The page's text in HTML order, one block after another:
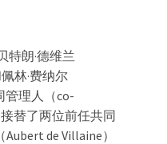
特朗·德维兰
林·费纳尔
管理人（co-
替了两位前任共同
de Villaine）